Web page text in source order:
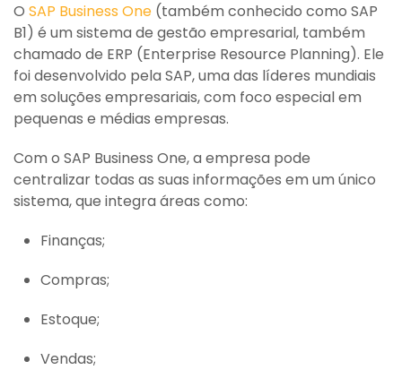
O SAP Business One (também conhecido como SAP
B1) é um sistema de gestão empresarial, também
chamado de ERP (Enterprise Resource Planning). Ele
foi desenvolvido pela SAP, uma das líderes mundiais
em soluções empresariais, com foco especial em
pequenas e médias empresas.
Com o SAP Business One, a empresa pode
centralizar todas as suas informações em um único
sistema, que integra áreas como:
Finanças;
Compras;
Estoque;
Vendas;